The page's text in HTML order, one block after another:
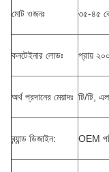
মোট ওজনঃ ৩৫-৪৫
কনটেইনার লোডঃ প্রায়
অর্থ প্রদানের মেয়াদঃ টি/টি,
ব্র্যান্ড ডিজাইন: OEM